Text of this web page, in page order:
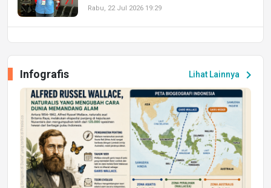
Rabu, 22 Jul 2026 19:29
Peluang Kerja dan Magang
Jumat, 17 Jul 2026 22:30
DAERAH
Astra Motor Kalimantan Timur 2 Dukung
Mahasiswa Samarinda dalam Astra
Honda SDGs Future Leaders 2026
Jumat, 10 Jul 2026 19:01
Lihat Lainnya chevron_right
Infografis